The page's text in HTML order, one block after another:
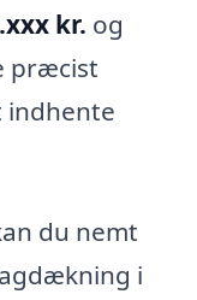
kr. og
præcist
indhente
du nemt
i